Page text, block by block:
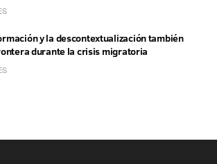
y la descontextualización también
durante la crisis migratoria